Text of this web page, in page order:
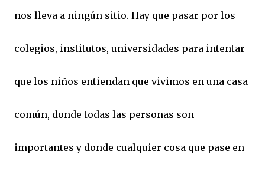
nos lleva a ningún sitio. Hay que pasar por los
colegios, institutos, universidades para intentar
que los niños entiendan que vivimos en una casa
común, donde todas las personas son
importantes y donde cualquier cosa que pase en